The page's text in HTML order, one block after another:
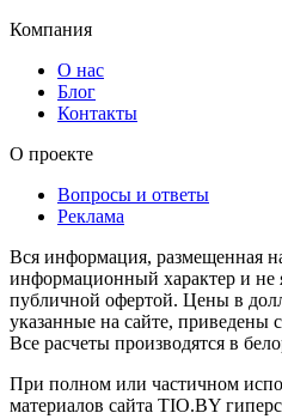
Компания
О нас
Блог
Контакты
О проекте
Вопросы и ответы
Реклама
Вся информация, размещенная
информационный характер и не
публичной офертой. Цены в
указанные на сайте,
Все расчеты производятся в
При полном или частичном
материалов сайта TIO.BY